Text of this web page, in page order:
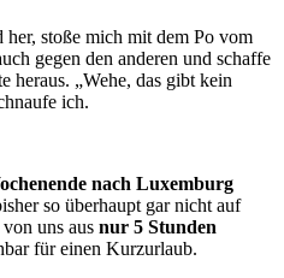
stoße mich mit dem Po vom
gegen den anderen und schaffe
heraus. „Wehe, das gibt kein
ich.
nach Luxemburg
so überhaupt gar nicht auf
uns aus nur 5 Stunden
für einen Kurzurlaub.